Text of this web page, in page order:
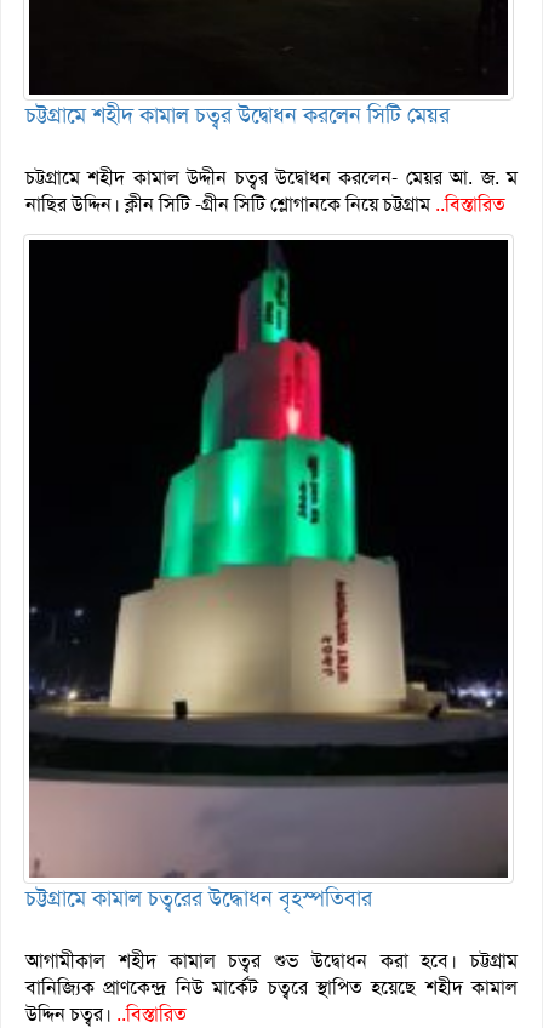
চট্টগ্রামে শহীদ কামাল চত্বর উদ্বোধন করলেন সিটি মেয়র
চট্টগ্রামে শহীদ কামাল উদ্দীন চত্বর উদ্বোধন করলেন- মেয়র আ. জ. ম
নাছির উদ্দিন। ক্লীন সিটি -গ্রীন সিটি শ্লোগানকে নিয়ে চট্টগ্রাম..বিস্তারিত
চট্টগ্রামে কামাল চত্বরের উদ্ধোধন বৃহস্পতিবার
আগামীকাল শহীদ কামাল চত্বর শুভ উদ্বোধন করা হবে। চট্টগ্রাম
বানিজ্যিক প্রাণকেন্দ্র নিউ মার্কেট চত্বরে স্থাপিত হয়েছে শহীদ কামাল
উদ্দিন চত্বর। ..বিস্তারিত